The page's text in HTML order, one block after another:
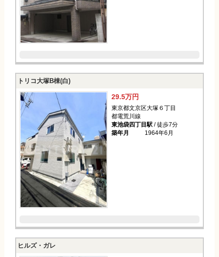
トリコ大塚B棟(白)
29.5万円
東京都文京区大塚６丁目
都電荒川線
東池袋四丁目駅/ 徒歩7分
築年月
1964年6月
ヒルズ・ガレ